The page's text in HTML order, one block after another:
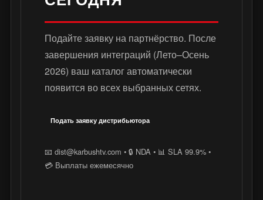
Подайте заявку на партнёрство. После
завершения интеграций (Лето–Осень
2026) ваш каталог автоматически
появится во всех выбранных сетях.
Подать заявку дистрибьютора
📧 dist@karbushtv.com • 🔒 NDA • 📊 SLA 99.9% •
💳 Выплаты ежемесячно